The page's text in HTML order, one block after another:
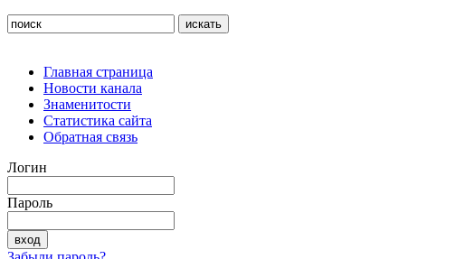
Главная страница
Новости канала
Знаменитости
Статистика сайта
Обратная связь
Логин
Пароль